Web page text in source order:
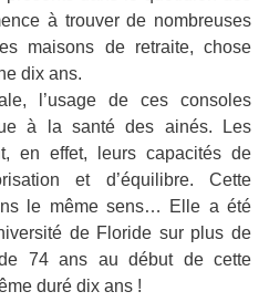
à trouver de nombreuses
maisons de retraite, chose
dix ans.
l’usage de ces consoles
à la santé des ainés. Les
en effet, leurs capacités de
et d’équilibre. Cette
le même sens… Elle a été
de Floride sur plus de
74 ans au début de cette
duré dix ans !